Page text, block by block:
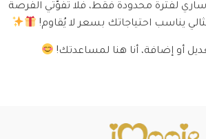
لفترة محدودة فقط، فلا تفوّتي الفرصة
يناسب احتياجاتك بسعر لا يُقاوم!
أو إضافة، أنا هنا لمساعدتك!